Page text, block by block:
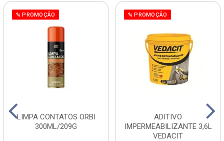
% PROMOÇÃO
LIMPA CONTATOS ORBI
300ML/209G
% PROMOÇÃO
ADITIVO
IMPERMEABILIZANTE 3,6L
VEDACIT